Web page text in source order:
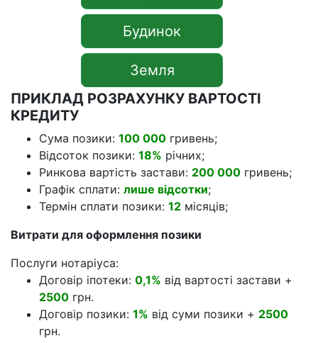
Получить консультацию
Нерухомість
Будинок
КРЕДИТУ
Сума позики:
Відсоток позики:18%річних;
Ринкова вартість застави: